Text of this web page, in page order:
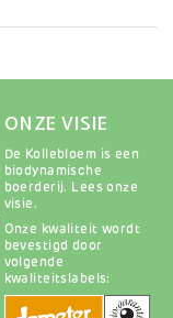
ONZE VISIE
De Kollebloem is een
biodynamische
boerderij.
Lees onze
visie .
Onze kwaliteit wordt
bevestigd door
volgende
kwaliteitslabels: